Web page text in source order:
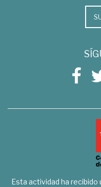
Esta actividad ha recibido